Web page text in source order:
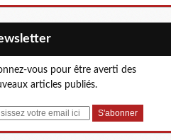
vous pour être averti des
articles publiés.